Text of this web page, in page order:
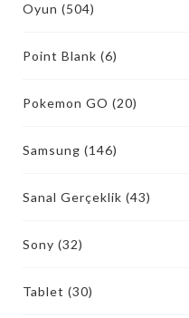
Oyun (504)
Point Blank (6)
Pokemon GO (20)
Samsung (146)
Sanal Gerçeklik (43)
Sony (32)
Tablet (30)